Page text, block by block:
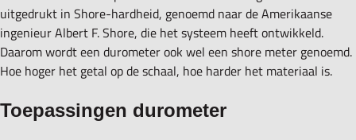
uitgedrukt in Shore-hardheid, genoemd naar de Amerikaanse
ingenieur Albert F. Shore, die het systeem heeft ontwikkeld.
Daarom wordt een durometer ook wel een shore meter genoemd.
Hoe hoger het getal op de schaal, hoe harder het materiaal is.
Toepassingen durometer